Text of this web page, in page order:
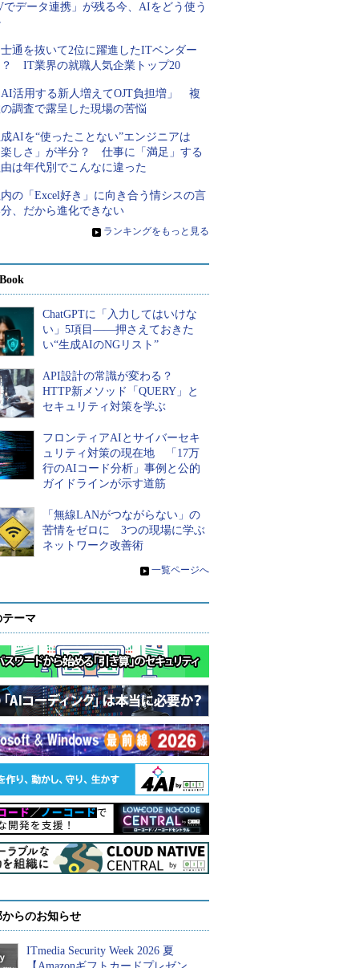
でデータ連携」が残る今、AIをどう使う
通を抜いて2位に躍進したITベンダー
IT業界の就職人気企業トップ20
活用する新人増えてOJT負担増」 複
調査で露呈した現場の苦悩
AIを“使ったことない”エンジニアは
しさ」が半分？ 仕事に「満足」する
は年代別でこんなに違った
の「Excel好き」に向き合う情シスの言
、だから進化できない
» ランキングをもっと見る
ChatGPTに「入力してはいけな
い」5項目――押さえておきた
い“生成AIのNGリスト”
API設計の常識が変わる？
HTTP新メソッド「QUERY」と
セキュリティ対策を学ぶ
フロンティアAIとサイバーセキ
ュリティ対策の現在地 「17万
行のAIコード分析」事例と公的
ガイドラインが示す道筋
「無線LANがつながらない」の
苦情をゼロに 3つの現場に学ぶ
ネットワーク改善術
» 一覧ページへ
ーマ
らのお知らせ
ITmedia Security Week 2026 夏